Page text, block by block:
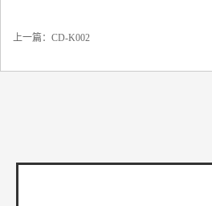
上一篇： CD-K002